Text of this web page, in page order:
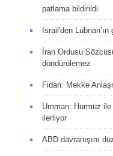
patlama bildirildi
İsrail'den
İran Ordusu
döndürülemez
Fidan: Mekke
Umman: Hürmüz
ilerliyor
ABD davranışını